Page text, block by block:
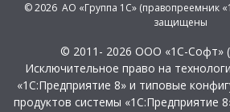
© 2026 АО «Группа 1С» (правопреемник
защищены
© 2011- 2026 ООО «1С-Софт» (
Исключительное право на
«1С:Предприятие 8» и типовые
продуктов системы «1С:Предприятие